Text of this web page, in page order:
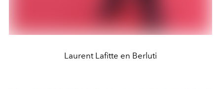
Laurent Lafitte en Berluti